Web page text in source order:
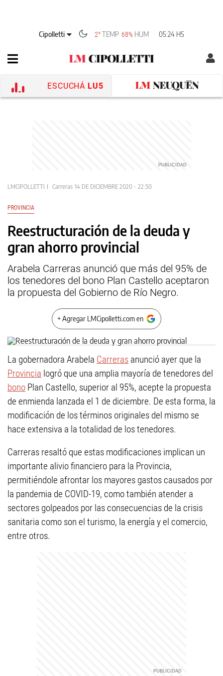
Cipolletti 2° TEMP 68% HUM 05:24 HS
ESCUCHÁ LU5
LMCIPOLLETTI Carreras 14 DE DICIEMBRE 2020 - 22:50
PROVINCIA
Reestructuración de la deuda y
gran ahorro provincial
Arabela Carreras anunció que más del 95% de
los tenedores del bono Plan Castello aceptaron
la propuesta del Gobierno de Río Negro.
+ Agregar LMCipolletti.com en
La gobernadora Arabela Carreras anunció ayer que la
Provincia logró que una amplia mayoría de tenedores del
bono Plan Castello, superior al 95%, acepte la propuesta
de enmienda lanzada el 1 de diciembre. De esta forma, la
modificación de los términos originales del mismo se
hace extensiva a la totalidad de los tenedores.
Carreras resaltó que estas modificaciones implican un
importante alivio financiero para la Provincia,
permitiéndole afrontar los mayores gastos causados por
la pandemia de COVID-19, como también atender a
sectores golpeados por las consecuencias de la crisis
sanitaria como son el turismo, la energía y el comercio,
entre otros.